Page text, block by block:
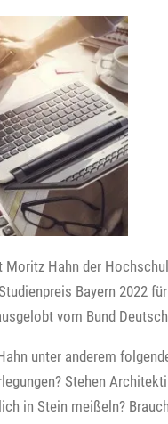
Hahn der
Bayern 2022
vom Bund
unter anderem
Stehen
in Stein meißeln?